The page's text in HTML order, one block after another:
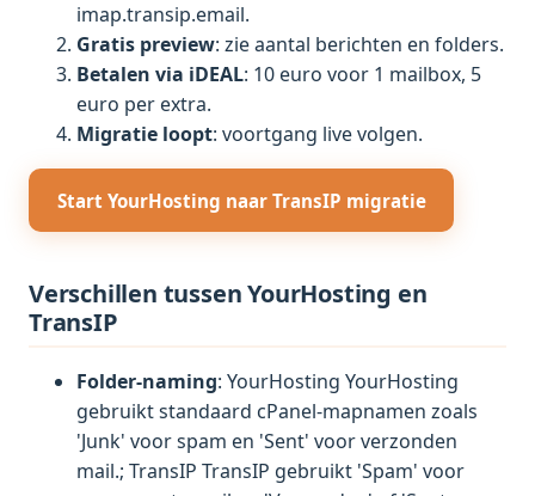
imap.transip.email.
Gratis preview: zie aantal berichten en folders.
Betalen via iDEAL: 10 euro voor 1 mailbox, 5
euro per extra.
Migratie loopt: voortgang live volgen.
Start YourHosting naar TransIP migratie
Verschillen tussen YourHosting en
TransIP
Folder-naming: YourHosting YourHosting
gebruikt standaard cPanel-mapnamen zoals
'Junk' voor spam en 'Sent' voor verzonden
mail.; TransIP TransIP gebruikt 'Spam' voor